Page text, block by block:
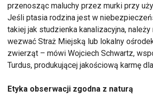
przenosząc maluchy przez murki przy
Jeśli ptasia rodzina jest w
takiej jak studzienka kanalizacyjna,
wezwać Straż Miejską lub lokalny
zwierząt – mówi Wojciech Schwartz,
Turdus, produkującej jakościową karmę
Etyka obserwacji zgodna z naturą